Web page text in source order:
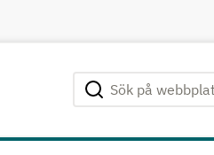
Sök på webbplatsen
Genomför sökning